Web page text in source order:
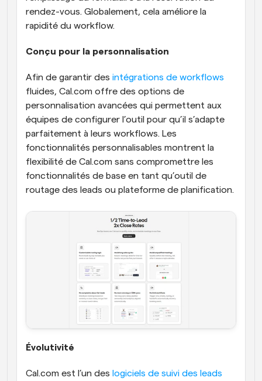
rendez-vous. Globalement, cela améliore la
rapidité du workflow.
Conçu pour la personnalisation
Afin de garantir des intégrations de workflows
fluides, Cal.com offre des options de
personnalisation avancées qui permettent aux
équipes de configurer l’outil pour qu’il s’adapte
parfaitement à leurs workflows. Les
fonctionnalités personnalisables montrent la
flexibilité de Cal.com sans compromettre les
fonctionnalités de base en tant qu’outil de
routage des leads ou plateforme de planification.
Évolutivité
Cal.com est l’un des logiciels de suivi des leads